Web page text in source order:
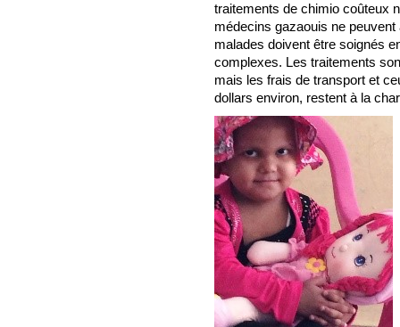
traitements de chimio coûteux
médecins gazaouis ne
malades doivent être soignés
complexes. Les traitements
mais les frais de transport et
dollars environ, restent à la